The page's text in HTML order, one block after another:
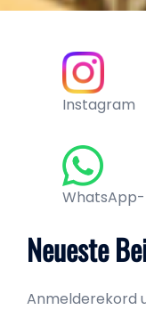
Instagram
Neueste
Anmelderekord